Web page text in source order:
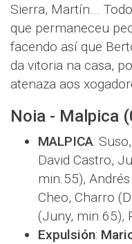
Sierra, Martín...
que permaneceu
facendo así que
da vitoria na casa,
atenaza aos
Noia - Malpica
MALPICA:
David Castro,
min.55),
Cheo, Charro
(Juny, min.65),
Expulsión: